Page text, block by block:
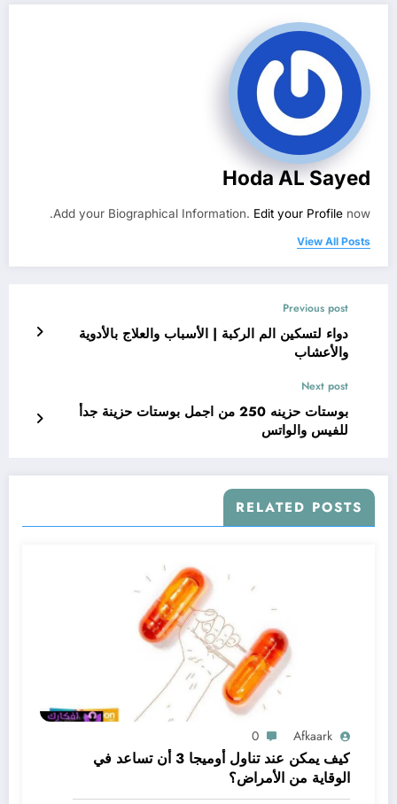
Hoda AL Sayed
Add your Biographical Information. Edit your Profile now.
View All Posts
Previous post
دواء لتسكين الم الركبة | الأسباب والعلاج بالأدوية
والأعشاب
Next post
بوستات حزينه 250 من اجمل بوستات حزينة جدأ
للفيس والواتس
RELATED POSTS
Afkaark
0
كيف يمكن عند تناول أوميجا 3 أن تساعد في
الوقاية من الأمراض؟